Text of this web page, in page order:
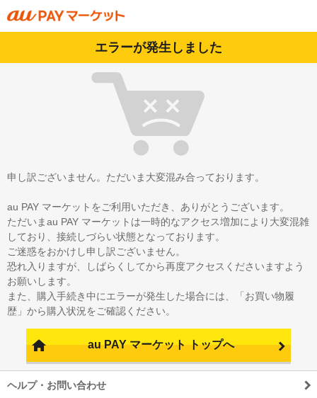
エラーが発生しました
申し訳ございません。ただいま大変混み合っております。
au PAY マーケットをご利用いただき、ありがとうございます。
ただいまau PAY マーケットは一時的なアクセス増加により大変混雑
しており、接続しづらい状態となっております。
ご迷惑をおかけし申し訳ございません。
恐れ入りますが、しばらくしてから再度アクセスくださいますよう
お願いします。
また、購入手続き中にエラーが発生した場合には、「お買い物履
歴」から購入状況をご確認ください。
au PAY マーケット トップへ
ヘルプ・お問い合わせ